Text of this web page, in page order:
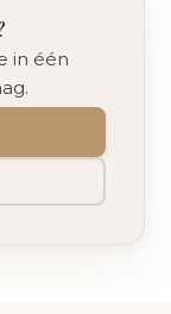
in één